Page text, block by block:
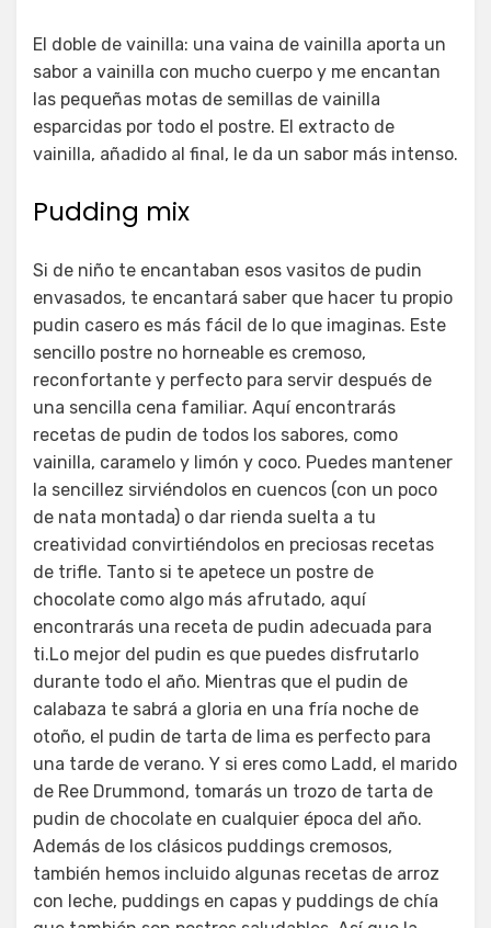
El doble de vainilla: una vaina de vainilla aporta un
sabor a vainilla con mucho cuerpo y me encantan
las pequeñas motas de semillas de vainilla
esparcidas por todo el postre. El extracto de
vainilla, añadido al final, le da un sabor más intenso.
Pudding mix
Si de niño te encantaban esos vasitos de pudin
envasados, te encantará saber que hacer tu propio
pudin casero es más fácil de lo que imaginas. Este
sencillo postre no horneable es cremoso,
reconfortante y perfecto para servir después de
una sencilla cena familiar. Aquí encontrarás
recetas de pudin de todos los sabores, como
vainilla, caramelo y limón y coco. Puedes mantener
la sencillez sirviéndolos en cuencos (con un poco
de nata montada) o dar rienda suelta a tu
creatividad convirtiéndolos en preciosas recetas
de trifle. Tanto si te apetece un postre de
chocolate como algo más afrutado, aquí
encontrarás una receta de pudin adecuada para
ti.Lo mejor del pudin es que puedes disfrutarlo
durante todo el año. Mientras que el pudin de
calabaza te sabrá a gloria en una fría noche de
otoño, el pudin de tarta de lima es perfecto para
una tarde de verano. Y si eres como Ladd, el marido
de Ree Drummond, tomarás un trozo de tarta de
pudin de chocolate en cualquier época del año.
Además de los clásicos puddings cremosos,
también hemos incluido algunas recetas de arroz
con leche, puddings en capas y puddings de chía